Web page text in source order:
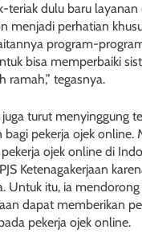
teriak dulu baru layanan
menjadi perhatian
program-
bisa memperbaiki
ramah,” tegasnya.
juga turut menyinggung
bagi pekerja ojek online.
ojek online di
Ketenagakerjaan
Untuk itu, ia mendorong
dapat memberikan
pekerja ojek online.